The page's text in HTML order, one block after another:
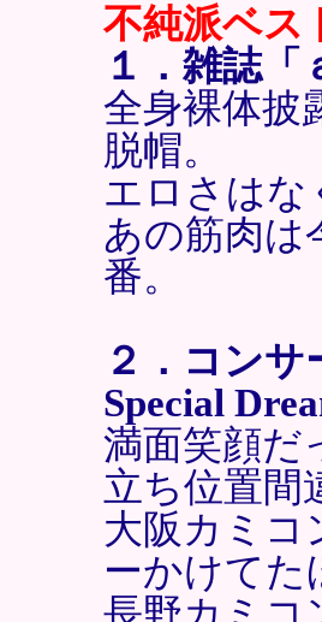
不純派ベス
１．雑誌「
全身裸体
脱帽。
エロさはな
あの筋肉は
番。
２．コンサ
Special
満面笑顔だ
立ち位置間
大阪カミコ
ーかけてた